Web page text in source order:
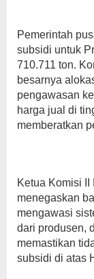
Pemerintah
subsidi untuk
710.711 ton.
besarnya
pengawasan
harga jual di
memberatkan
Ketua Komisi
menegaskan
mengawasi
dari produsen,
memastikan
subsidi di atas